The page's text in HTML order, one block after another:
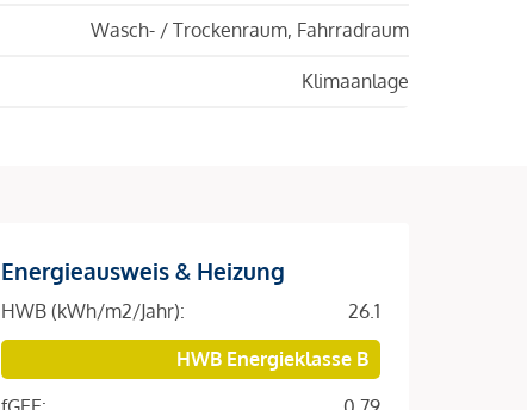
Wasch- / Trockenraum, Fahrradraum
Klimaanlage
Energieausweis & Heizung
HWB (kWh/m2/Jahr):
26.1
HWB Energieklasse B